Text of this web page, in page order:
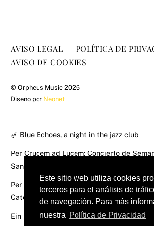
Este sitio web utiliza cookies
terceros para el análisis de
de navegación. Para más
nuestra Política de Privacidad
AVISO LEGAL
POLÍTICA DE
AVISO DE COOKIES
©Orpheus Music 2026
Diseño por Neonet
🎷 Blue Echoes, a night in the jazz club
Per Crucem ad Lucem: Concierto de
Santomera
Per Crucem ad Lucem: Concierto de
Catedral de Murcia
Ein Deutsches Requiem – Brahms